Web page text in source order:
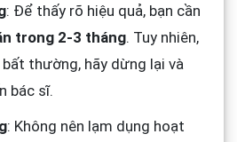
: Để thấy rõ hiệu quả, bạn cần
trong 2-3 tháng. Tuy nhiên,
bất thường, hãy dừng lại và
bác sĩ.
: Không nên lạm dụng hoạt